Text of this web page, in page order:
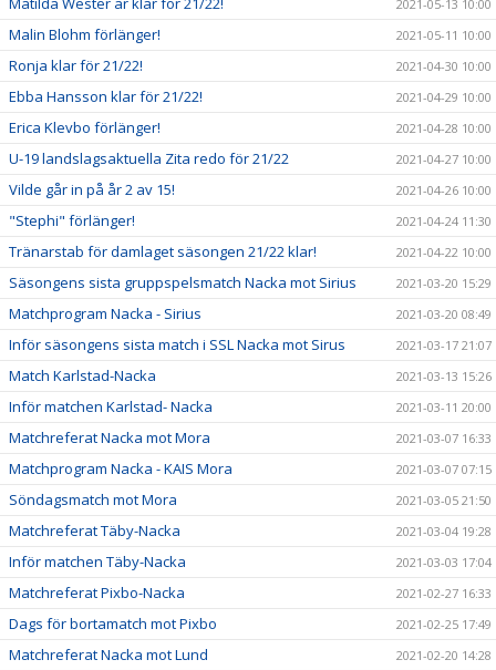
2021-05-13 10:00
Malin Blohm förlänger! 2021-05-11 10:00
Ronja klar för 21/22! 2021-04-30 10:00
Ebba Hansson klar för 21/22! 2021-04-29 10:00
Erica Klevbo förlänger! 2021-04-28 10:00
U-19 landslagsaktuella Zita redo för 21/22 2021-04-27 10:00
Vilde går in på år 2 av 15! 2021-04-26 10:00
"Stephi" förlänger! 2021-04-24 11:30
Tränarstab för damlaget säsongen 21/22 klar! 2021-04-22 10:00
Säsongens sista gruppspelsmatch Nacka mot Sirius 2021-03-20 15:29
Matchprogram Nacka - Sirius 2021-03-20 08:49
Inför säsongens sista match i SSL Nacka mot Sirus 2021-03-17 21:07
Match Karlstad-Nacka 2021-03-13 15:26
Inför matchen Karlstad- Nacka 2021-03-11 20:00
Matchreferat Nacka mot Mora 2021-03-07 16:33
Matchprogram Nacka - KAIS Mora 2021-03-07 07:15
Söndagsmatch mot Mora 2021-03-05 21:50
Matchreferat Täby-Nacka 2021-03-04 19:28
Inför matchen Täby-Nacka 2021-03-03 17:04
Matchreferat Pixbo-Nacka 2021-02-27 16:33
Dags för bortamatch mot Pixbo 2021-02-25 17:49
Matchreferat Nacka mot Lund 2021-02-20 14:28